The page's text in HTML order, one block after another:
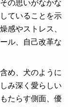
の思いがなかな
ていることを示
感やストレス、
ル、自己改革な
め、犬のように
み深く愛らしい
たらす側面、優